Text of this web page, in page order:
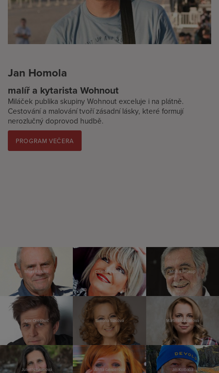
Jan Homola
malíř a kytarista Wohnout
Miláček publika skupiny Wohnout exceluje i na plátně.
Cestování a malování tvoří zásadní lásky, které formují
nerozlučný doprovod hudbě.
PROGRAM VEČERA
Milan Kňažko Chantal Poullain Michal Prokop
Igor Orozovič Simona Stašová Martina Kociánová
Juliet Navrátilová Anna Geislerová Jiří Kolbaba